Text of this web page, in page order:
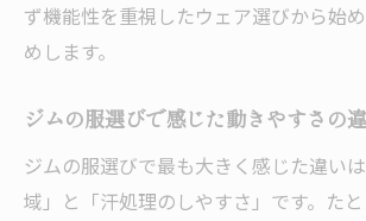
ず機能性を重視したウェア選びから始
めします。
ジムの服選びで感じた動きやすさの
ジムの服選びで最も大きく感じた違い
域」と「汗処理のしやすさ」です。た